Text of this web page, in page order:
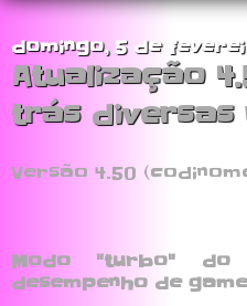
domingo, 5 de
Atualização
trás diversas
Versão 4.50
Modo "turbo" do
desempenho de